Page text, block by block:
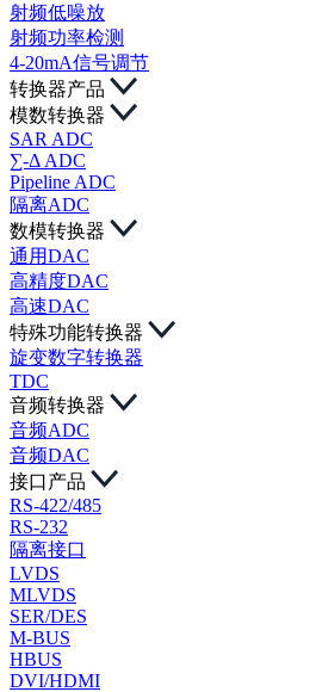
射频低噪放
射频功率检测
4-20mA信号调节
转换器产品
模数转换器
SAR ADC
∑-Δ ADC
Pipeline ADC
隔离ADC
数模转换器
通用DAC
高精度DAC
高速DAC
特殊功能转换器
旋变数字转换器
TDC
音频转换器
音频ADC
音频DAC
接口产品
RS-422/485
RS-232
隔离接口
LVDS
MLVDS
SER/DES
M-BUS
HBUS
DVI/HDMI